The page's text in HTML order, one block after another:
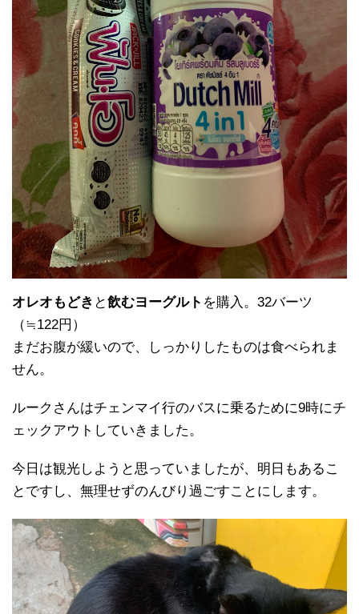
オレオもどき と飲むヨーグルト を購入。32バーツ
（≒122円）
まだお腹が緩いので、しっかりしたものは食べられま
せん。
ルークさんはチェンマイ行のバスに乗るために9時にチ
ェックアウトしていきました。
今日は観光しようと思っていましたが、明日もあるこ
とですし、無理せずのんびり過ごすことにします。